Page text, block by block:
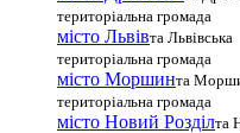
територіальна громада
місто Львівта Львівська
територіальна громада
місто Моршинта
територіальна громада
місто Новий Розділта